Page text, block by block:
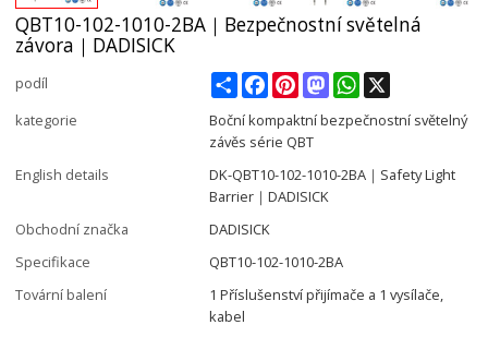
QBT10-102-1010-2BA｜Bezpečnostní světelná
závora｜DADISICK
podíl ShareFacebookPinterestMastodonWhatsApp
kategorie
Boční kompaktní bezpečnostní světelný
závěs série QBT
English details
DK-QBT10-102-1010-2BA｜Safety Light
Barrier｜DADISICK
Obchodní značka
DADISICK
Specifikace
QBT10-102-1010-2BA
Tovární balení
1 Příslušenství přijímače a 1 vysílače,
kabel